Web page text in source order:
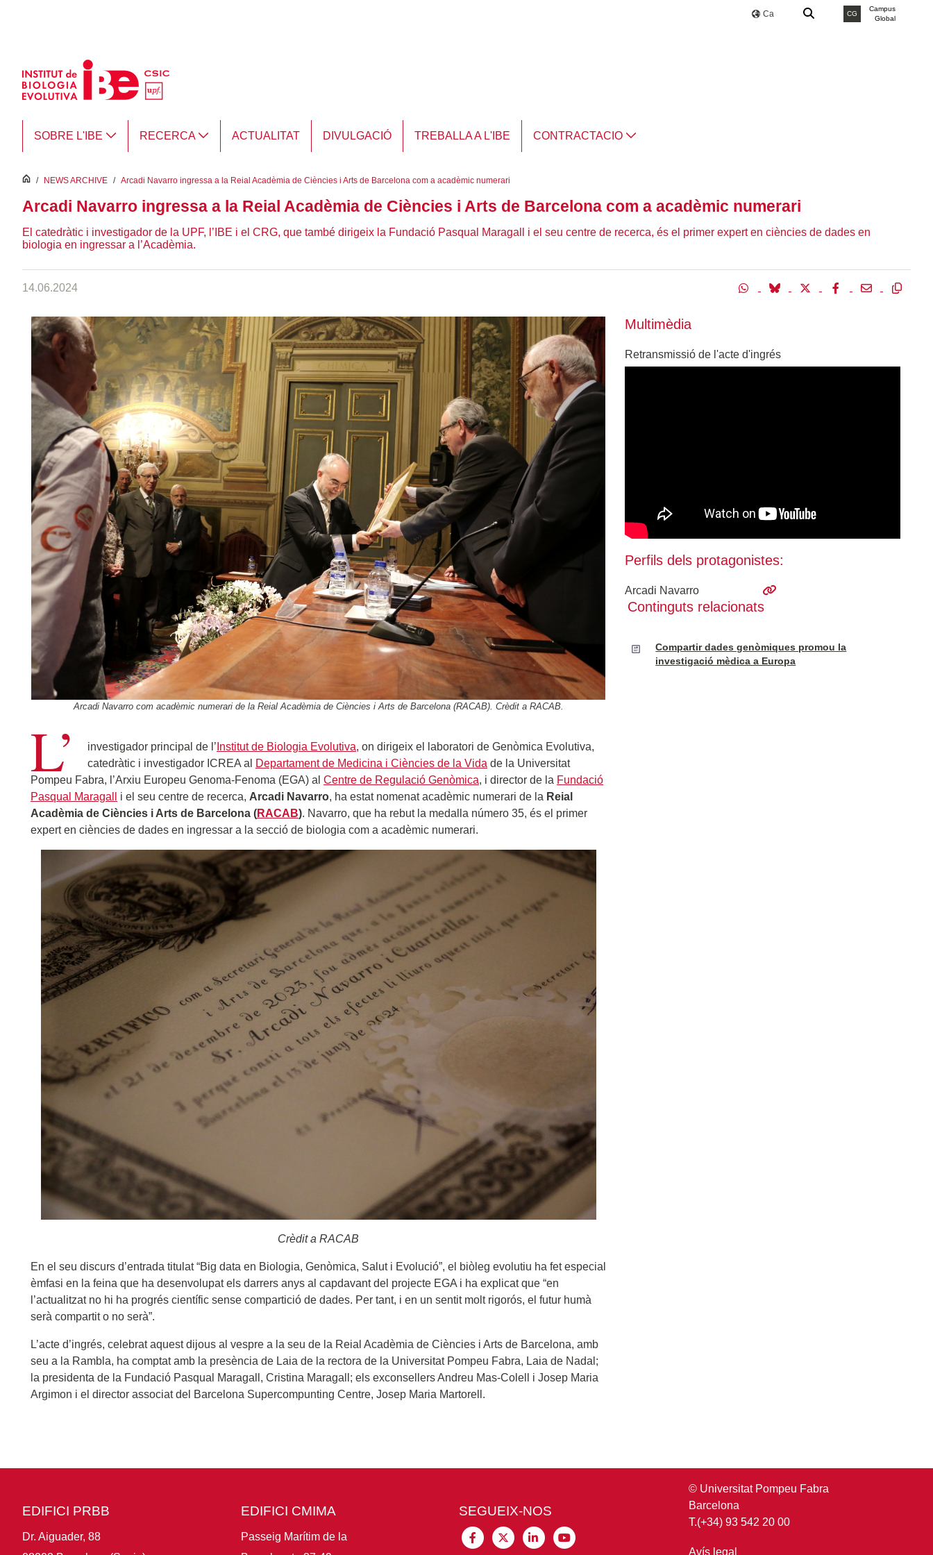
Ca CG
Campus
Global
SOBRE L'IBE RECERCA ACTUALITAT DIVULGACIÓ TREBALLA A L'IBE CONTRACTACIO
inici
/ NEWS ARCHIVE / Arcadi Navarro ingressa a la Reial Acadèmia de Ciències i Arts de Barcelona com a acadèmic numerari
Arcadi Navarro ingressa a la Reial Acadèmia de Ciències i Arts de Barcelona com a acadèmic numerari
El catedràtic i investigador de la UPF, l’IBE i el CRG, que també dirigeix la Fundació Pasqual Maragall i el seu centre de recerca, és el primer expert en ciències de dades en
biologia en ingressar a l’Acadèmia.
14.06.2024
Arcadi Navarro com acadèmic numerari de la Reial Acadèmia de Ciències i Arts de Barcelona (RACAB). Crèdit a RACAB.
L’ investigador principal de l’ Institut de Biologia Evolutiva, on dirigeix el laboratori de Genòmica Evolutiva,
catedràtic i investigador ICREA al
Departament de Medicina i Ciències de la Vida de la Universitat
Pompeu Fabra, l’Arxiu Europeu Genoma-Fenoma (EGA) al Centre de Regulació Genòmica, i director de la Fundació
Pasqual Maragall
i el seu centre de recerca, Arcadi Navarro, ha estat nomenat acadèmic numerari de la Reial
Acadèmia de Ciències i Arts de Barcelona (RACAB). Navarro, que ha rebut la medalla número 35, és el primer
expert en ciències de dades en ingressar a la secció de biologia com a acadèmic numerari.
Crèdit a RACAB
En el seu discurs d’entrada titulat “Big data en Biologia, Genòmica, Salut i Evolució”, el biòleg evolutiu ha fet especial
èmfasi en la feina que ha desenvolupat els darrers anys al capdavant del projecte EGA i ha explicat que “en
l’actualitzat no hi ha progrés científic sense compartició de dades. Per tant, i en un sentit molt rigorós, el futur humà
serà compartit o no serà”.
L’acte d’ingrés, celebrat aquest dijous al vespre a la seu de la Reial Acadèmia de Ciències i Arts de Barcelona, amb
seu a la Rambla, ha comptat amb la presència de Laia de la rectora de la Universitat Pompeu Fabra, Laia de Nadal;
la presidenta de la Fundació Pasqual Maragall, Cristina Maragall; els exconsellers Andreu Mas-Colell i Josep Maria
Argimon i el director associat del Barcelona Supercompunting Centre, Josep Maria Martorell.
Multimèdia
Retransmissió de l'acte d'ingrés
Perfils dels protagonistes:
Arcadi Navarro
Continguts relacionats
Compartir dades genòmiques promou la
investigació mèdica a Europa
EDIFICI PRBB
Dr. Aiguader, 88
EDIFICI CMIMA
Passeig Marítim de la
SEGUEIX-NOS
© Universitat Pompeu Fabra
Barcelona
T.(+34) 93 542 20 00
Avís legal